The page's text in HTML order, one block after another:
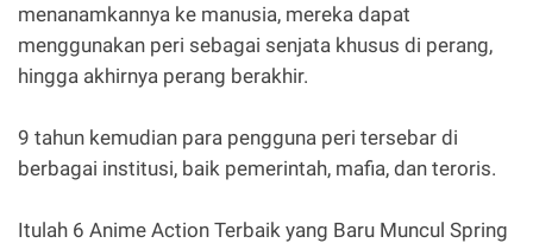
menanamkannya ke manusia, mereka dapat
menggunakan peri sebagai senjata khusus di perang,
hingga akhirnya perang berakhir.
9 tahun kemudian para pengguna peri tersebar di
berbagai institusi, baik pemerintah, mafia, dan teroris.
Itulah 6 Anime Action Terbaik yang Baru Muncul Spring